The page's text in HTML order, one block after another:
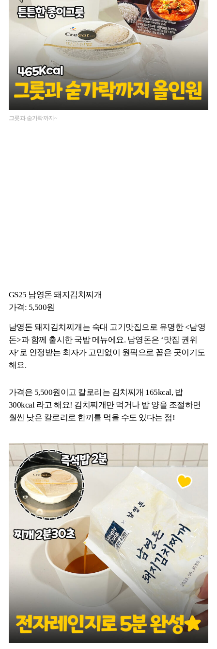
그릇과 숟가락까지~
GS25 남영돈 돼지김치찌개
가격: 5,500원
남영돈 돼지김치찌개는 숙대 고기맛집으로 유명한 <남영
돈>과 함께 출시한 국밥 메뉴에요. 남영돈은 ‘맛집 권위
자’로 인정받는 최자가 고민없이 원픽으로 꼽은 곳이기도
해요.
가격은 5,500원이고 칼로리는 김치찌개 165kcal, 밥
300kcal 라고 해요! 김치찌개만 먹거나 밥 양을 조절하면
훨씬 낮은 칼로리로 한끼를 먹을 수도 있다는 점!